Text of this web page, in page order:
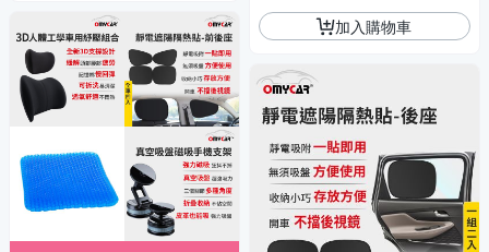
加入購物車